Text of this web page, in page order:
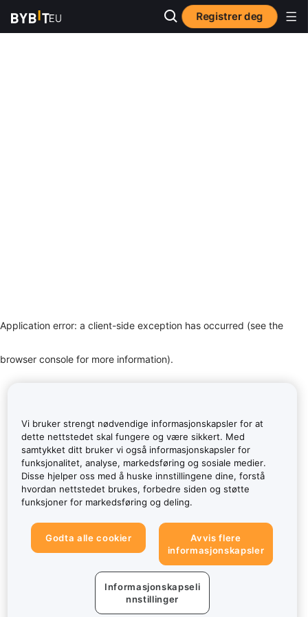
Registrer deg
Application error: a client-side exception has occurred (see the
browser console for more information).
Vi bruker strengt nødvendige informasjonskapsler for at
dette nettstedet skal fungere og være sikkert. Med
samtykket ditt bruker vi også informasjonskapsler for
funksjonalitet, analyse, markedsføring og sosiale medier.
Disse hjelper oss med å huske innstillingene dine, forstå
hvordan nettstedet brukes, forbedre siden og støtte
funksjoner for markedsføring og deling.
Godta alle cookier
Avvis flere
informasjonskapsler
Informasjonskapseli
nnstillinger